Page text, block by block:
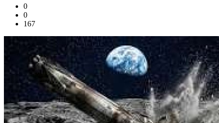
0
0
167